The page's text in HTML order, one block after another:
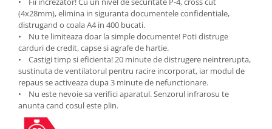
Cani si pahare
Bucatarie si servire
Textile si confort pentru casa
Decor si interior
Seturi si accesorii pentru vin
Rucsacuri si articole de calatorie
Rucsacuri
(4x28mm), elimina in siguranta documentele confidentiale,
distrugand o coala A4 in 400 bucati.
• Nu te limiteaza doar la simple documente! Poti distruge
carduri de credit, capse si agrafe de hartie.
• Castigi timp si eficienta! 20 minute de distrugere neintrerupta,
sustinuta de ventilatorul pentru racire incorporat, iar modul de
repaus se activeaza dupa 3 minute de nefunctionare.
• Nu este nevoie sa verifici aparatul. Senzorul infrarosu te
anunta cand cosul este plin.